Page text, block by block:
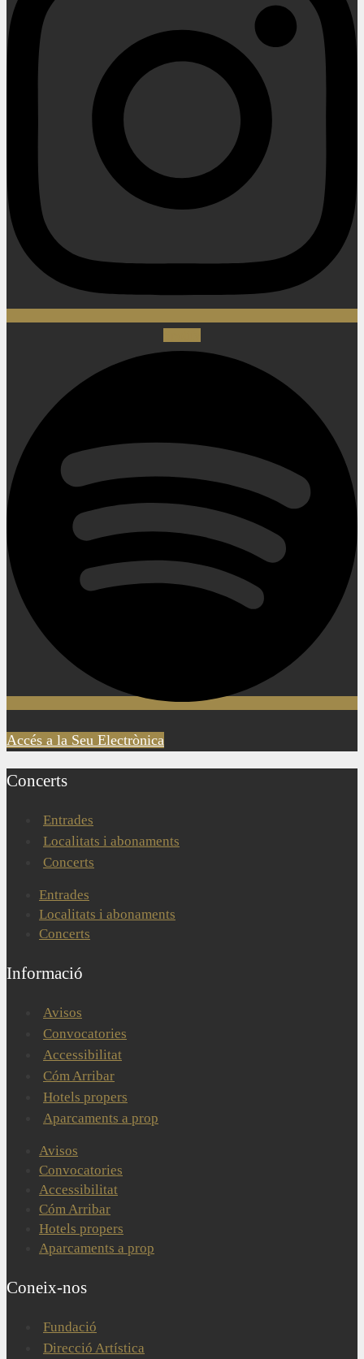
Accés a la Seu Electrònica
Concerts
Entrades
Localitats i abonaments
Concerts
Entrades
Localitats i abonaments
Concerts
Informació
Avisos
Convocatories
Accessibilitat
Cóm Arribar
Hotels propers
Aparcaments a prop
Avisos
Convocatories
Accessibilitat
Cóm Arribar
Hotels propers
Aparcaments a prop
Coneix-nos
Fundació
Direcció Artística